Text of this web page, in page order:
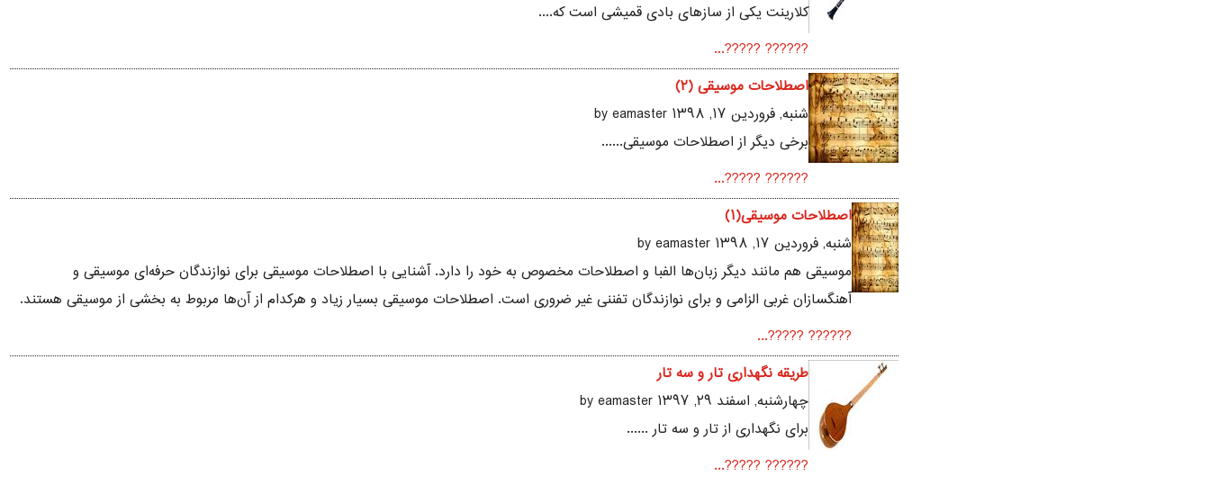
کلارینت یکی از سازهای بادی قمیشی است که....
?????? ?????...
اصطلاحات موسیقی (۲)
شنبه, فروردين ۱۷, ۱۳۹۸ by eamaster
برخی دیگر از اصطلاحات موسیقی......
?????? ?????...
اصطلاحات موسیقی(۱)
شنبه, فروردين ۱۷, ۱۳۹۸ by eamaster
موسیقی هم مانند دیگر زبان‌ها الفبا و اصطلاحات مخصوص به خود را دارد. آشنایی با اصطلاحات موسیقی برای نوازندگان حرفه‌ای موسیقی و
آهنگسازان غربی الزامی و برای نوازندگان تفننی غیر ضروری است. اصطلاحات موسیقی بسیار زیاد و هرکدام از آن‌ها مربوط به بخشی از موسیقی هستند.
?????? ?????...
طریقه نگهداری تار و سه تار
چهارشنبه, اسفند ۲۹, ۱۳۹۷ by eamaster
برای نگهداری از تار و سه تار ......
?????? ?????...